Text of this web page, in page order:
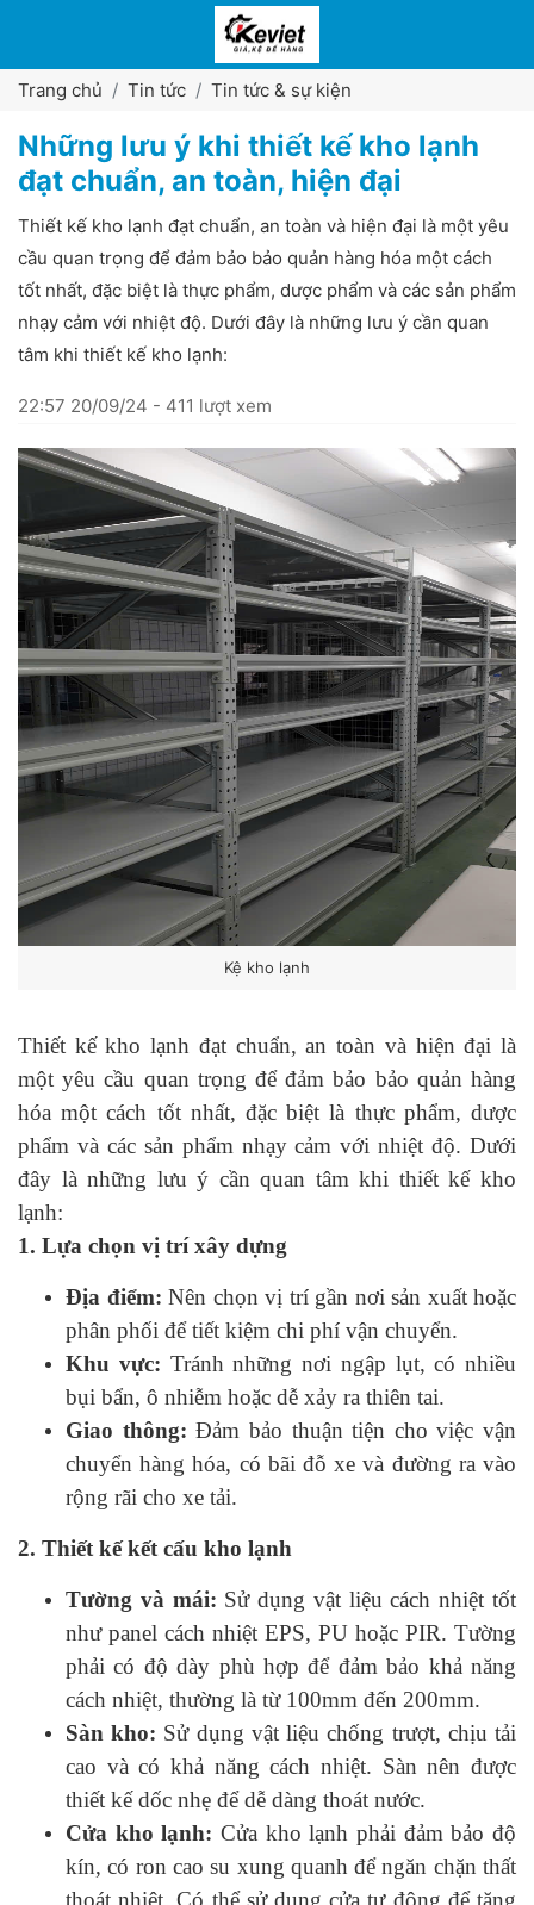
Trang chủ Tin tức Tin tức & sự kiện
Những lưu ý khi thiết kế kho lạnh
đạt chuẩn, an toàn, hiện đại
Thiết kế kho lạnh đạt chuẩn, an toàn và hiện đại là một yêu
cầu quan trọng để đảm bảo bảo quản hàng hóa một cách
tốt nhất, đặc biệt là thực phẩm, dược phẩm và các sản phẩm
nhạy cảm với nhiệt độ. Dưới đây là những lưu ý cần quan
tâm khi thiết kế kho lạnh:
22:57 20/09/24 - 411 lượt xem
Kệ kho lạnh
Thiết kế kho lạnh đạt chuẩn, an toàn và hiện đại là
một yêu cầu quan trọng để đảm bảo bảo quản hàng
hóa một cách tốt nhất, đặc biệt là thực phẩm, dược
phẩm và các sản phẩm nhạy cảm với nhiệt độ. Dưới
đây là những lưu ý cần quan tâm khi thiết kế kho
lạnh:
1. Lựa chọn vị trí xây dựng
Địa điểm: Nên chọn vị trí gần nơi sản xuất hoặc
phân phối để tiết kiệm chi phí vận chuyển.
Khu vực: Tránh những nơi ngập lụt, có nhiều
bụi bẩn, ô nhiễm hoặc dễ xảy ra thiên tai.
Giao thông: Đảm bảo thuận tiện cho việc vận
chuyển hàng hóa, có bãi đỗ xe và đường ra vào
rộng rãi cho xe tải.
2. Thiết kế kết cấu kho lạnh
Tường và mái: Sử dụng vật liệu cách nhiệt tốt
như panel cách nhiệt EPS, PU hoặc PIR. Tường
phải có độ dày phù hợp để đảm bảo khả năng
cách nhiệt, thường là từ 100mm đến 200mm.
Sàn kho: Sử dụng vật liệu chống trượt, chịu tải
cao và có khả năng cách nhiệt. Sàn nên được
thiết kế dốc nhẹ để dễ dàng thoát nước.
Cửa kho lạnh: Cửa kho lạnh phải đảm bảo độ
kín, có ron cao su xung quanh để ngăn chặn thất
thoát nhiệt. Có thể sử dụng cửa tự động để tăng